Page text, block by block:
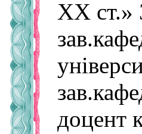
ХХ ст.»
доцент